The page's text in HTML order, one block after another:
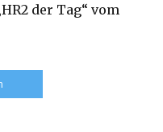
der Tag“ vom
die blaue Kassette: